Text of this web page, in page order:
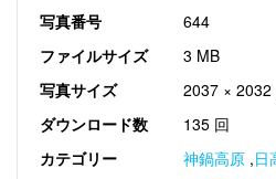
写真番号
644
ファイルサイズ
3 MB
写真サイズ
2037 × 2032
ダウンロード数
135 回
カテゴリー
神鍋高原 ,日